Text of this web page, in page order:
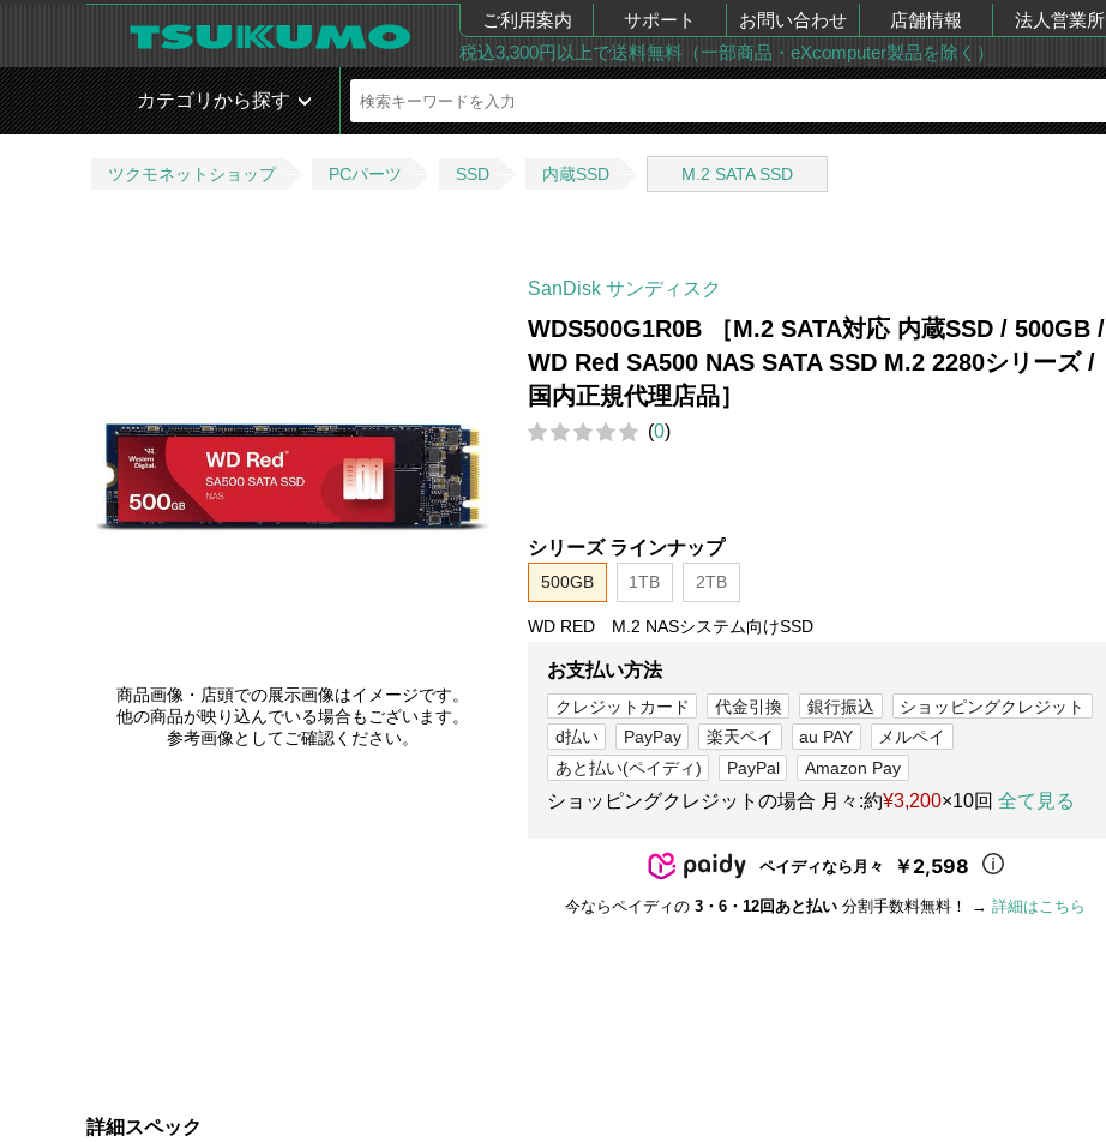
ご利用案内 サポート お問い合わせ 店舗情報 法人営業所
税込3,300円以上で送料無料（一部商品・eXcomputer製品を除く）
カテゴリから探す
ツクモネットショップ PCパーツ SSD 内蔵SSD M.2 SATA SSD
商品画像・店頭での展示画像はイメージです。
他の商品が映り込んでいる場合もございます。
参考画像としてご確認ください。
SanDisk サンディスク
WDS500G1R0B ［M.2 SATA対応 内蔵SSD / 500GB /
WD Red SA500 NAS SATA SSD M.2 2280シリーズ /
国内正規代理店品］
(0)
シリーズ ラインナップ
500GB 1TB 2TB
WD RED M.2 NASシステム向けSSD
お支払い方法
クレジットカード 代金引換 銀行振込
ショッピングクレジット
d払い
PayPay 楽天ペイ au PAY
メルペイ
あと払い(ペイディ)
PayPal Amazon Pay
ショッピングクレジットの場合 月々:約¥3,200×10回 全て見る
ペイディなら月々 ￥2,598
今ならペイディの 3・6・12回あと払い 分割手数料無料！ → 詳細はこちら
詳細スペック